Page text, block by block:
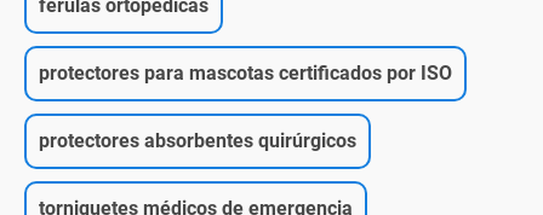
férulas ortopédicas
protectores para mascotas certificados por ISO
protectores absorbentes quirúrgicos
torniquetes médicos de emergencia